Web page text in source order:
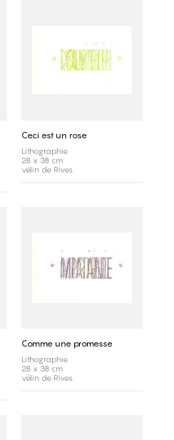
Ceci est un rose
Lithographie
28 x 38 cm
vélin de Rives
Comme une promesse
Lithographie
28 x 38 cm
vélin de Rives